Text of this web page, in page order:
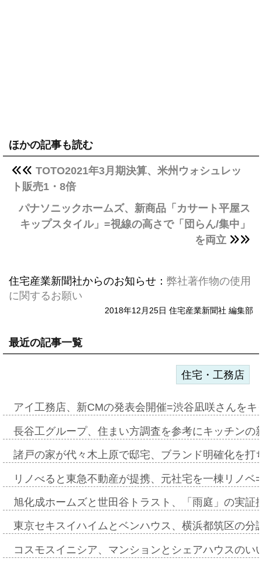
ほかの記事も読む
TOTO2021年3月期決算、米州ウォシュレッ
ト販売1・8倍
パナソニックホームズ、新商品「カサート平屋ス
キップスタイル」=視線の高さで「団らん/集中」
を両立
住宅産業新聞社からのお知らせ： 弊社著作物の使用
に関するお願い
2018年12月25日 住宅産業新聞社 編集部
最近の記事一覧
住宅・工務店
アイ工務店、新CMの発表会開催=渋谷凪咲さんを
長谷工グループ、住まい方調査を参考にキッチン
諸戸の家が代々木上原で邸宅、ブランド明確化を
リノべると東急不動産が提携、元社宅を一棟リノ
旭化成ホームズと世田谷トラスト、「雨庭」の実
東京セキスイハイムとベンハウス、横浜都筑区の
コスモスイニシア、マンションとシェアハウスの